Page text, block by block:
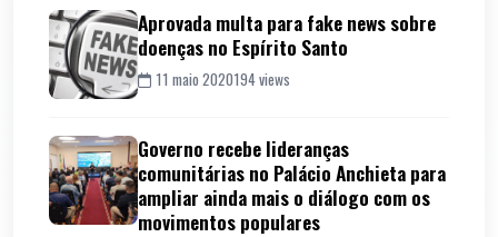
Aprovada multa para fake news sobre
doenças no Espírito Santo
11 maio 2020194 views
Governo recebe lideranças
comunitárias no Palácio Anchieta para
ampliar ainda mais o diálogo com os
movimentos populares